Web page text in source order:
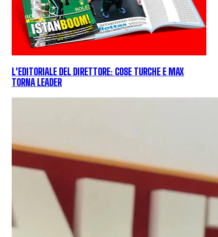
L'EDITORIALE DEL DIRETTORE: COSE TURCHE E MAX
TORNA LEADER